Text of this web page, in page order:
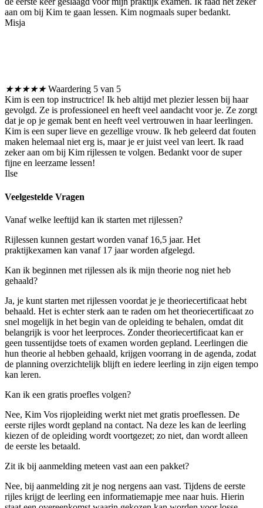
aan om bij Kim te gaan lessen. Kim nogmaals super bedankt.
Misja
★★★★★ Waardering 5 van 5
Kim is een top instructrice! Ik heb altijd met plezier lessen bij haar
gevolgd. Ze is professioneel en heeft veel aandacht voor je. Ze zorgt
dat je op je gemak bent en heeft veel vertrouwen in haar leerlingen.
Kim is een super lieve en gezellige vrouw. Ik heb geleerd dat fouten
maken helemaal niet erg is, maar je er juist veel van leert. Ik raad
zeker aan om bij Kim rijlessen te volgen. Bedankt voor de super
fijne en leerzame lessen!
Ilse
Veelgestelde Vragen
Vanaf welke leeftijd kan ik starten met rijlessen?
Rijlessen kunnen gestart worden vanaf 16,5 jaar. Het
praktijkexamen kan vanaf 17 jaar worden afgelegd.
Kan ik beginnen met rijlessen als ik mijn theorie nog niet heb
gehaald?
Ja, je kunt starten met rijlessen voordat je je theoriecertificaat hebt
behaald. Het is echter sterk aan te raden om het theoriecertificaat zo
snel mogelijk in het begin van de opleiding te behalen, omdat dit
belangrijk is voor het leerproces. Zonder theoriecertificaat kan er
geen tussentijdse toets of examen worden gepland. Leerlingen die
hun theorie al hebben gehaald, krijgen voorrang in de agenda, zodat
de planning overzichtelijk blijft en iedere leerling in zijn eigen tempo
kan leren.
Kan ik een gratis proefles volgen?
Nee, Kim Vos rijopleiding werkt niet met gratis proeflessen. De
eerste rijles wordt gepland na contact. Na deze les kan de leerling
kiezen of de opleiding wordt voortgezet; zo niet, dan wordt alleen
de eerste les betaald.
Zit ik bij aanmelding meteen vast aan een pakket?
Nee, bij aanmelding zit je nog nergens aan vast. Tijdens de eerste
rijles krijgt de leerling een informatiemapje mee naar huis. Hierin